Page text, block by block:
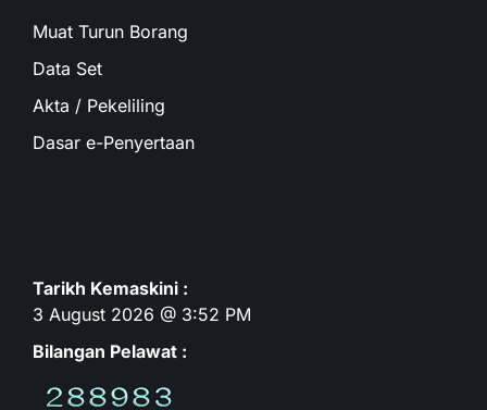
Muat Turun Borang
Data Set
Akta / Pekeliling
Dasar e-Penyertaan
Tarikh Kemaskini :
3 August 2026 @ 3:52 PM
Bilangan Pelawat :